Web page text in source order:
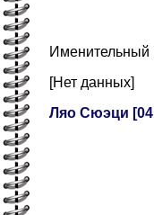
[Нет данных]
Ляо Сюэци